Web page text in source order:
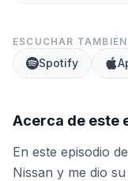
ESCUCHAR
Spotify
Acerca de este
En este episodio
Nissan y me dio